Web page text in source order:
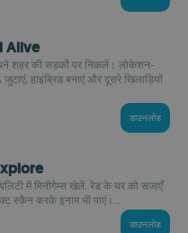
Alive
शहर की सड़कों पर निकलें। लोकेशन-
हाइब्रिड बनाएं और दूसरे खिलाड़ियों
डाउनलोड
में मिनीगेम्स खेलें, रेड के घर को सजाएँ
स्कैन करके इनाम भी पाएं।...
डाउनलोड